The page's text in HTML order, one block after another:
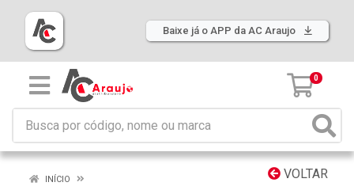
Baixe já o APP da AC Araujo
0
VOLTAR
INÍCIO